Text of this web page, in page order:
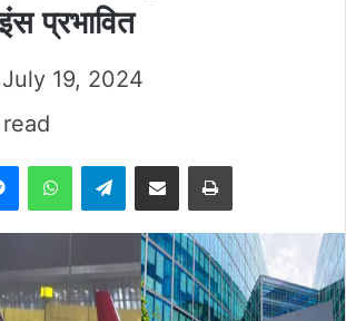
प्रभावित
July 19, 2024
MessengerWhatsAppTelegramShare via Email Print